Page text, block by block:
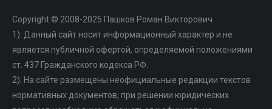
Copyright © 2008-2025 Пашков Роман Викторович
1). Данный сайт носит информационный характер и не
является публичной офертой, определяемой положениями
ст. 437 Гражданского кодекса РФ.
2). На сайте размещены неофициальные редакции текстов
нормативных документов, при решении юридических